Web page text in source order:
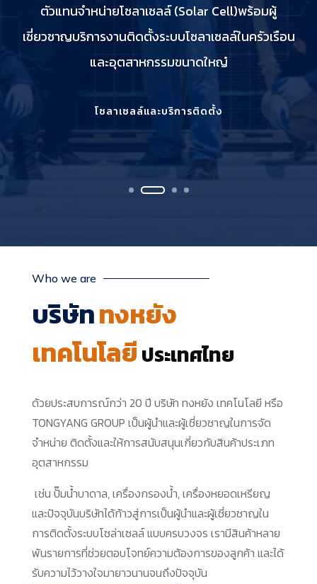
ตัวแทนจำหน่ายโซลาเซลล์ (Solar Cell)พร้อมผู้
เชี่ยวชาญบริการงานติดตั้งระบบโซลาเซลล์ในครัวเรือน
และอุตสาหกรรมขนาดใหญ๋
โซลาเซลล์และบริการติดตั้ง
Who we are
บริษัททงหยัง
เทคโนโลยีประเทศไทย
ด้วยประสบการณ์กว่า 20 ปี บริษัท ทงหยัง เทคโนโลยี หรือ
TONGYANG GROUP เป็นผู้นำและผู้เชี่ยวชาญในการจัด
จำหน่าย ติดตั้งและให้การสนับสนุนเกี่ยวกับสินค้าประเภท
อุตสาหกรรม
เช่น ปั๊มน้ำบาดาล, เครื่องกรองน้ำ, เครื่องหยอดเหรียญ
และปัจจุบันบริษัทได้ก้าวสู่การเป็นผู้นำและผู้เชี่ยวชาญใน
การติดตั้งระบบโซล่าเซลล์ แบบครบวงจร เรามีสินค้าหลาย
พันรายการที่ช่วยตอบโจทย์ความต้องการของลูกค้า และได้
รับความไว้วางใจมายาวนานจนถึงปัจจุบัน